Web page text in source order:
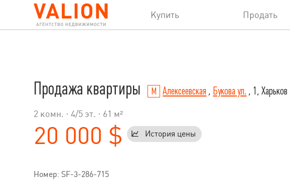
Купить Продать
Продажа квартиры Алексеевская , Букова ул. , 1, Харьков
2 комн. · 4/5 эт. · 61 м²
20 000 $ История цены
Номер: SF-3-286-715